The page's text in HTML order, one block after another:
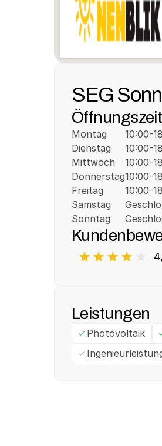
SEG
Montag
Dienstag
Mittwoch
Donnerstag
Freitag
Samstag
Sonntag
10:00-
10:00-
10:00-
10:00-
10:00-
Leistungen
Photovoltaik